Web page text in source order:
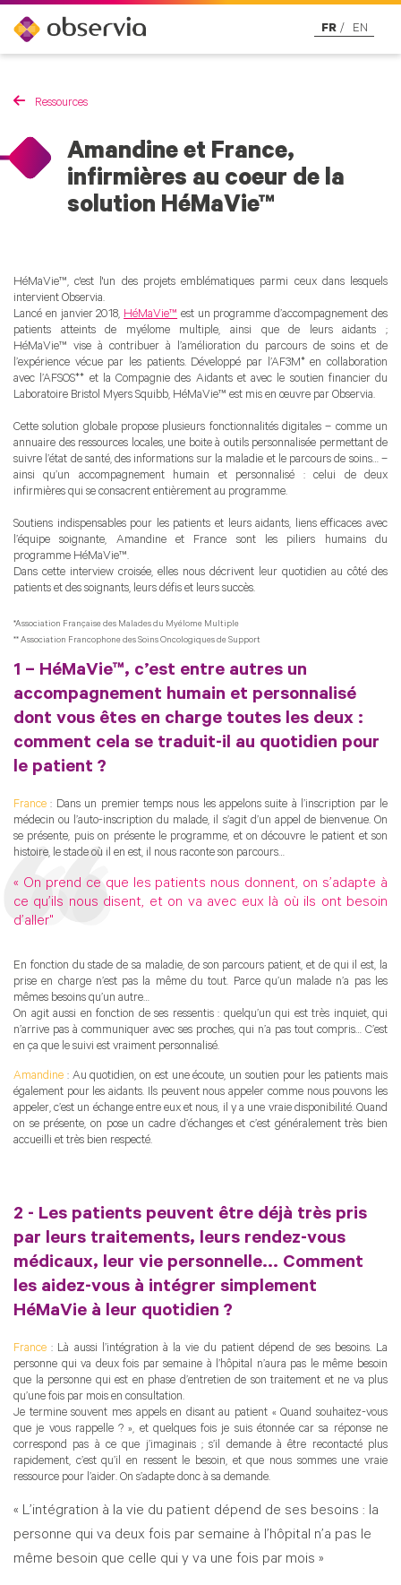
FR EN
Ressources
Amandine et France,
infirmières au coeur de la
solution HéMaVie™
HéMaVie™, c'est l'un des projets emblématiques parmi ceux dans lesquels
intervient Observia.
Lancé en janvier 2018,HéMaVie™est un programme d’accompagnement des
patients atteints de myélome multiple, ainsi que de leurs aidants ;
HéMaVie™ vise à contribuer à l’amélioration du parcours de soins et de
l’expérience vécue par les patients. Développé par l’AF3M* en collaboration
avec l’AFSOS** et la Compagnie des Aidants et avec le soutien financier du
Laboratoire Bristol Myers Squibb, HéMaVie™ est mis en œuvre par Observia.
Cette solution globale propose plusieurs fonctionnalités digitales – comme un
annuaire des ressources locales, une boite à outils personnalisée permettant de
suivre l’état de santé, des informations sur la maladie et le parcours de soins… –
ainsi qu’un accompagnement humain et personnalisé : celui de deux
infirmières qui se consacrent entièrement au programme.
Soutiens indispensables pour les patients et leurs aidants, liens efficaces avec
l’équipe soignante, Amandine et France sont les piliers humains du
programme HéMaVie™.
Dans cette interview croisée, elles nous décrivent leur quotidien au côté des
patients et des soignants, leurs défis et leurs succès.
*Association Française des Malades du Myélome Multiple
** Association Francophone des Soins Oncologiques de Support
1 – HéMaVie™, c’est entre autres un
accompagnement humain et personnalisé
dont vous êtes en charge toutes les deux :
comment cela se traduit-il au quotidien pour
le patient ?
France : Dans un premier temps nous les appelons suite à l’inscription par le
médecin ou l’auto-inscription du malade, il s’agit d’un appel de bienvenue. On
se présente, puis on présente le programme, et on découvre le patient et son
histoire, le stade où il en est, il nous raconte son parcours…
« On prend ce que les patients nous donnent, on s’adapte à
ce qu’ils nous disent, et on va avec eux là où ils ont besoin
d’aller"
En fonction du stade de sa maladie, de son parcours patient, et de qui il est, la
prise en charge n’est pas la même du tout. Parce qu’un malade n’a pas les
mêmes besoins qu’un autre…
On agit aussi en fonction de ses ressentis : quelqu’un qui est très inquiet, qui
n’arrive pas à communiquer avec ses proches, qui n’a pas tout compris… C’est
en ça que le suivi est vraiment personnalisé.
Amandine : Au quotidien, on est une écoute, un soutien pour les patients mais
également pour les aidants. Ils peuvent nous appeler comme nous pouvons les
appeler, c’est un échange entre eux et nous, il y a une vraie disponibilité. Quand
on se présente, on pose un cadre d’échanges et c’est généralement très bien
accueilli et très bien respecté.
2 - Les patients peuvent être déjà très pris
par leurs traitements, leurs rendez-vous
médicaux, leur vie personnelle... Comment
les aidez-vous à intégrer simplement
HéMaVie à leur quotidien ?
France : Là aussi l’intégration à la vie du patient dépend de ses besoins. La
personne qui va deux fois par semaine à l’hôpital n’aura pas le même besoin
que la personne qui est en phase d’entretien de son traitement et ne va plus
qu’une fois par mois en consultation.
Je termine souvent mes appels en disant au patient « Quand souhaitez-vous
que je vous rappelle ? », et quelques fois je suis étonnée car sa réponse ne
correspond pas à ce que j’imaginais ; s’il demande à être recontacté plus
rapidement, c’est qu’il en ressent le besoin, et que nous sommes une vraie
ressource pour l’aider. On s’adapte donc à sa demande.
« L’intégration à la vie du patient dépend de ses besoins : la
personne qui va deux fois par semaine à l’hôpital n’a pas le
même besoin que celle qui y va une fois par mois »